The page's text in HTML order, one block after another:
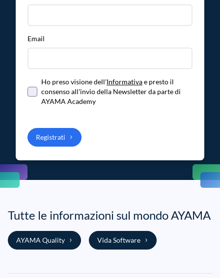
Email
Ho preso visione dell'Informativae presto il
consenso all'invio della Newsletter da parte di
AYAMA Academy
Registrati
Tutte le informazioni sul mondo AYAMA
AYAMA Quality Vida Software